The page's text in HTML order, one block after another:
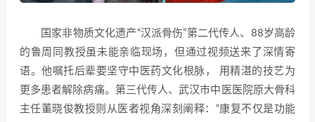
国家非物质文化遗产“汉派骨伤”第二代传人、88岁高龄
的鲁周同教授虽未能亲临现场，但通过视频送来了深情寄
语。他嘱托后辈要坚守中医药文化根脉， 用精湛的技艺为
更多患者解除病痛。第三代传人、武汉市中医医院原大骨科
主任董晓俊教授则从医者视角深刻阐释：“康复不仅是功能